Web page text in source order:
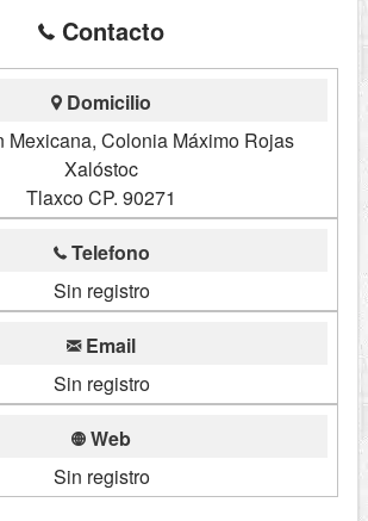
Contacto
Domicilio
Mexicana, Colonia Máximo Rojas
Xalóstoc
Tlaxco CP. 90271
Telefono
Sin registro
Email
Sin registro
Web
Sin registro